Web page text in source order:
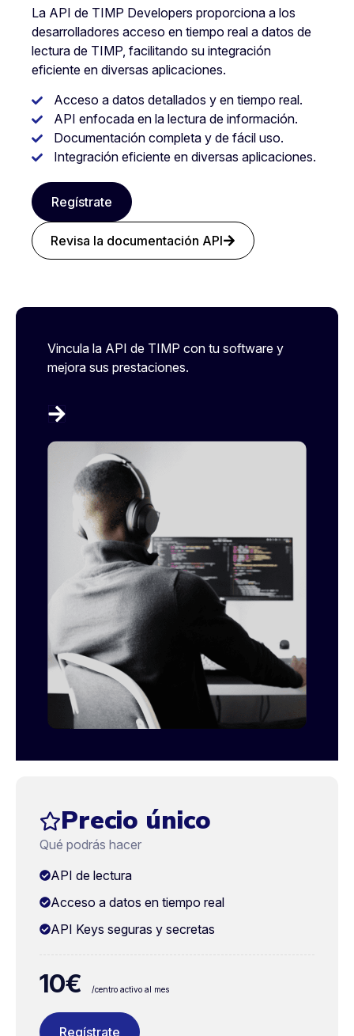
La API de TIMP Developers proporciona a los
desarrolladores acceso en tiempo real a datos de
lectura de TIMP, facilitando su integración
eficiente en diversas aplicaciones.
Acceso a datos detallados y en tiempo real.
API enfocada en la lectura de información.
Documentación completa y de fácil uso.
Integración eficiente en diversas aplicaciones.
Regístrate
Revisa la documentación API
Vincula la API de TIMP con tu software y
mejora sus prestaciones.
Precio único
Qué podrás hacer
API de lectura
Acceso a datos en tiempo real
API Keys seguras y secretas
10€ /centro activo al mes
Regístrate